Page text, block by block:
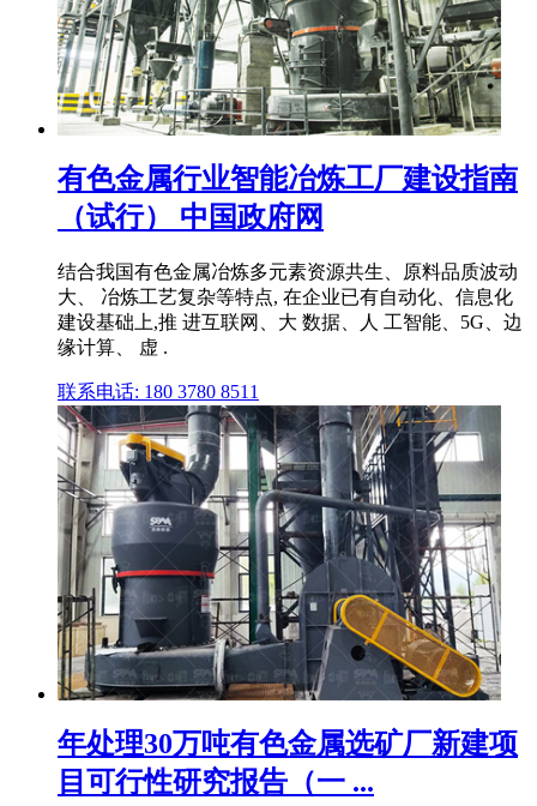
有色金属行业智能冶炼工厂建设指南
（试行） 中国政府网
结合我国有色金属冶炼多元素资源共生、原料品质波动
大、 冶炼工艺复杂等特点, 在企业已有自动化、信息化
建设基础上,推 进互联网、大 数据、人 工智能、5G、边
缘计算、 虚 .
联系电话: 180 3780 8511
年处理30万吨有色金属选矿厂新建项
目可行性研究报告（一 ...